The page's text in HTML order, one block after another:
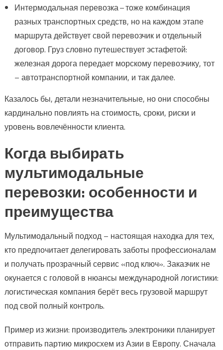
Интермодальная перевозка – тоже комбинация
разных транспортных средств, но на каждом этапе
маршрута действует свой перевозчик и отдельный
договор. Груз словно путешествует эстафетой:
железная дорога передает морскому перевозчику, тот
– автотранспортной компании, и так далее.
Казалось бы, детали незначительные, но они способны
кардинально повлиять на стоимость, сроки, риски и
уровень вовлечённости клиента.
Когда выбирать
мультимодальные
перевозки: особенности и
преимущества
Мультимодальный подход – настоящая находка для тех,
кто предпочитает делегировать заботы профессионалам
и получать прозрачный сервис «под ключ». Заказчик не
окунается с головой в нюансы международной логистики:
логистическая компания берёт весь грузовой маршрут
под свой полный контроль.
Пример из жизни: производитель электроники планирует
отправить партию микросхем из Азии в Европу. Сначала